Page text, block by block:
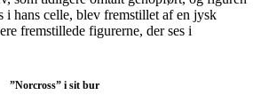
i hans celle, blev fremstillet af en jysk
fremstillede figurerne, der ses i
”Norcross” i sit bur